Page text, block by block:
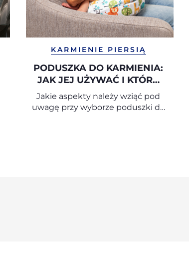
KARMIENIE PIERSIĄ
PODUSZKA DO KARMIENIA:
JAK JEJ UŻYWAĆ I KTÓRĄ
WYBRAĆ?
Jakie aspekty należy wziąć pod
uwagę przy wyborze poduszki do